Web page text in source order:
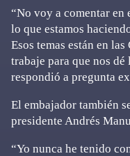
“No voy a comentar en
lo que estamos
Esos temas están en
trabaje para que nos
respondió a pregunta
El embajador también
presidente Andrés
“Yo nunca he tenido